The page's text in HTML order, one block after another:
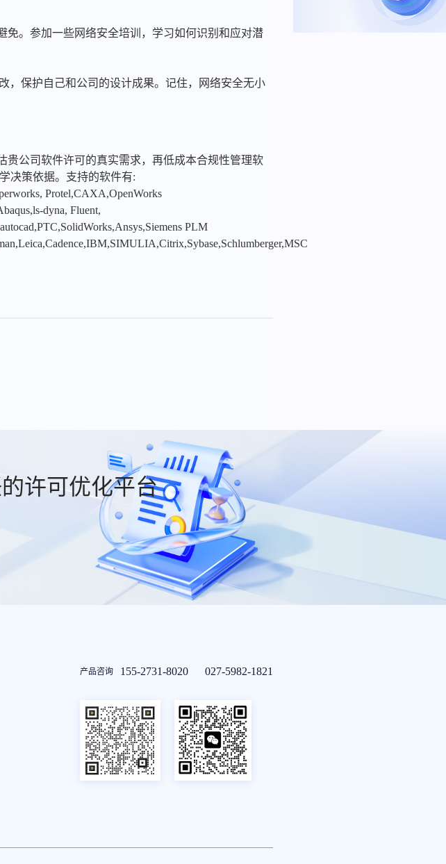
。参加一些网络安全培训，学习如何识别和应对潜
，保护自己和公司的设计成果。记住，网络安全无小
贵公司软件许可的真实需求，再低成本合规性管理软
决策依据。支持的软件有:
Protel,CAXA,OpenWorks
dyna, Fluent,
PLM
许可优化平台
产品咨询 155-2731-8020 027-5982-1821